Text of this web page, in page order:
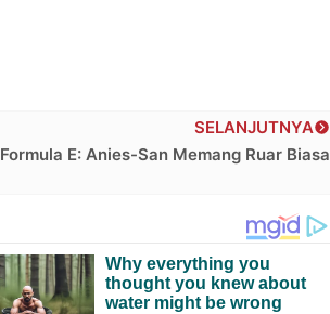
SELANJUTNYA
Formula E: Anies-San Memang Ruar Biasa